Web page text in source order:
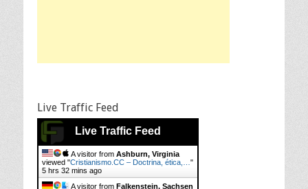
Live Traffic Feed
Live Traffic Feed
A visitor from Ashburn, Virginia
viewed "Cristianismo.CC – Doctrina, ética,… "
5 hrs 32 mins ago
A visitor from Falkenstein, Sachsen